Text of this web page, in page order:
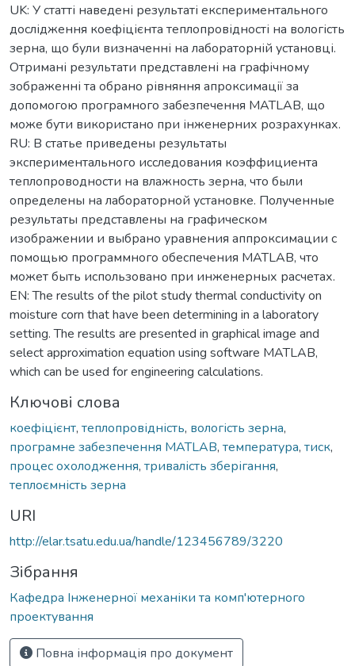
UK: У статті наведені результаті експериментального
дослідження коефіцієнта теплопровідності на вологість
зерна, що були визначенні на лабораторній установці.
Отримані результати представлені на графічному
зображенні та обрано рівняння апроксимації за
допомогою програмного забезпечення MATLAB, що
може бути використано при інженерних розрахунках.
RU: В статье приведены результаты
экспериментального исследования коэффициента
теплопроводности на влажность зерна, что были
определены на лабораторной установке. Полученные
результаты представлены на графическом
изображении и выбрано уравнения аппроксимации с
помощью программного обеспечения MATLAB, что
может быть использовано при инженерных расчетах.
EN: The results of the pilot study thermal conductivity on
moisture corn that have been determining in a laboratory
setting. The results are presented in graphical image and
select approximation equation using software MATLAB,
which can be used for engineering calculations.
Ключові слова
коефіцієнт, теплопровідність, вологість зерна,
програмне забезпечення MATLAB, температура, тиск,
процес охолодження, тривалість зберігання,
теплоємність зерна
URI
http://elar.tsatu.edu.ua/handle/123456789/3220
Зібрання
Кафедра Інженерної механіки та комп'ютерного
проектування
Повна інформація про документ